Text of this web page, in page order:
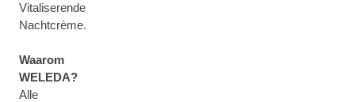
Vitaliserende
Nachtcrème.
Waarom
WELEDA?
Alle